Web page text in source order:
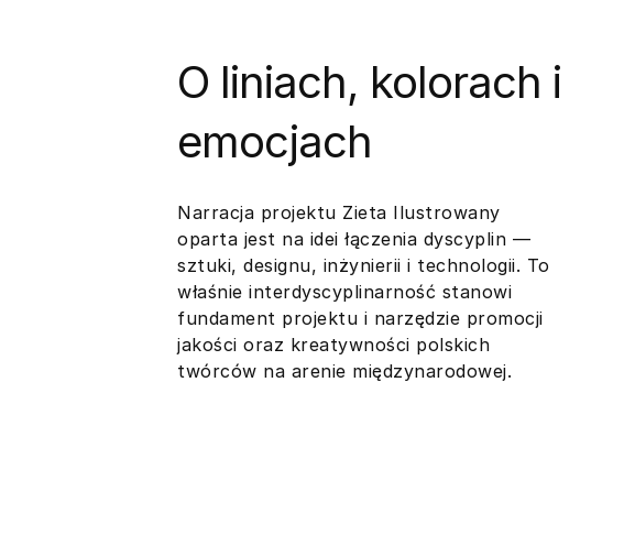
O liniach, kolorach i
emocjach
Narracja projektu Zieta Ilustrowany
oparta jest na idei łączenia dyscyplin —
sztuki, designu, inżynierii i technologii. To
właśnie interdyscyplinarność stanowi
fundament projektu i narzędzie promocji
jakości oraz kreatywności polskich
twórców na arenie międzynarodowej.